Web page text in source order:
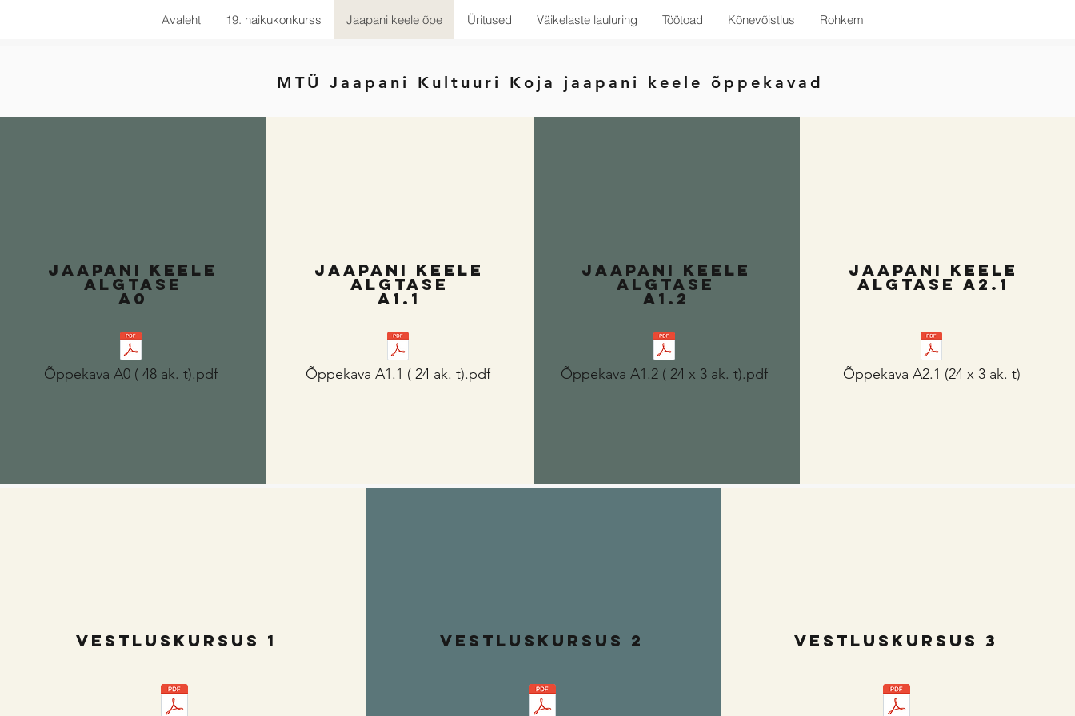
Avaleht 19. haikukonkurss Jaapani keele õpe Üritused Väikelaste lauluring Töötoad Kõnevõistlus Rohkem
MTÜ Jaapani Kultuuri Koja jaapani keele õppekavad
jaapani keele
algtase
A0
Õppekava A0 ( 48 ak. t).pdf
jaapani keele
algtase
A1.1
Õppekava A1.1 ( 24 ak. t).pdf
jaapani keele
algtase
A1.2
Õppekava A1.2 ( 24 x 3 ak. t).pdf
JAAPANI KEELE
ALGTASE A2.1
Õppekava A2.1 (24 x 3 ak. t)
VESTLUSKURSUS 1 vestluskursus 2 vestluskursus 3